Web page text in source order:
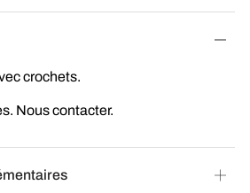
crochets.
Nous contacter.